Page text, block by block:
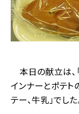
本日の献立は、
インナーとポテト
テー、牛乳」でした